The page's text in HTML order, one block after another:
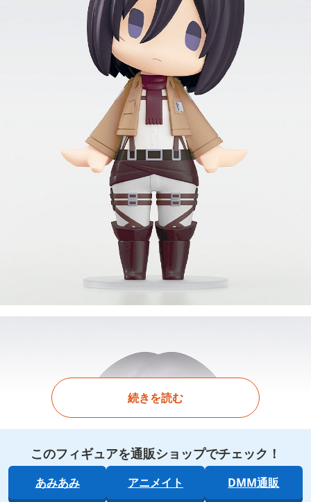
続きを読む
このフィギュアを通販ショップでチェック！
あみあみ アニメイト DMM通販